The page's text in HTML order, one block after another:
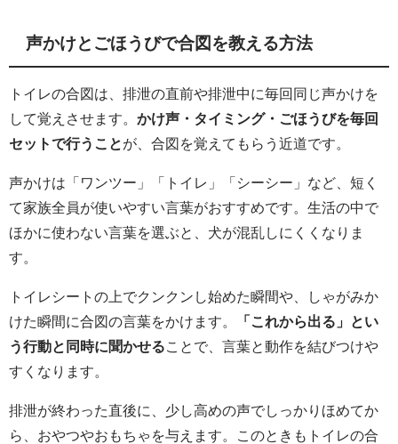
声かけとごほうびで合図を教える方法
トイレの合図は、排泄の直前や排泄中に毎回同じ声かけを
して覚えさせます。 かけ声・タイミング・ごほうびを毎回
セットで行うことが、合図を覚えてもらう近道です。
声かけは「ワンツー」「トイレ」「シーシー」など、短く
て家族全員が使いやすい言葉がおすすめです。生活の中で
ほかに使わない言葉を選ぶと、犬が混乱しにくくなりま
す。
トイレシートの上でクンクンし始めた瞬間や、しゃがみか
けた瞬間に合図の言葉をかけます。
「これから出る」とい
う行動と同時に聞かせることで、言葉と動作を結びつけや
すくなります。
排泄が終わった直後に、少し高めの声でしっかりほめてか
ら、おやつやおもちゃを与えます。このときもトイレの合